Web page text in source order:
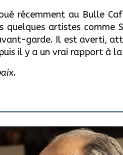
récemment au Bulle
quelques artistes comme
garde. Il est averti,
il y a un vrai rapport à